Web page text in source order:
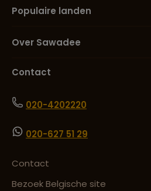
Populaire landen
Over Sawadee
Contact
020-4202220
020-627 51 29
Contact
Bezoek Belgische site